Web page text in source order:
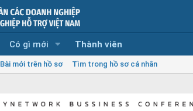
Có gì mới Thành viên
Bài mới trên hồ sơ Tìm trong hồ sơ cá nhân